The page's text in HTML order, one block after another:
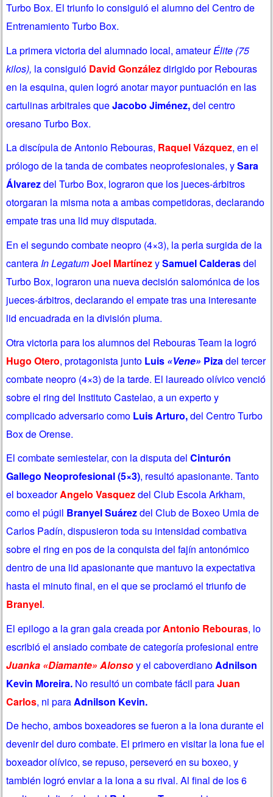
Turbo Box. El triunfo lo consiguió el alumno del Centro de
Entrenamiento Turbo Box.
La primera victoria del alumnado local, amateurÉlite (75
kilos), la consiguió David Gonzálezdirigido por Rebouras
en la esquina, quien logró anotar mayor puntuación en las
cartulinas arbitrales queJacobo Jiménez,del centro
oresano Turbo Box.
La discípula de Antonio Rebouras, Raquel Vázquez, en el
prólogo de la tanda de combates neoprofesionales, ySara
Álvarezdel Turbo Box, lograron que los jueces-árbitros
otorgaran la misma nota a ambas competidoras, declarando
empate tras una lid muy disputada.
En el segundo combate neopro (4×3), la perla surgida de la
canteraIn LegatumJoel MartínezySamuel Calderasdel
Turbo Box, lograron una nueva decisión salomónica de los
jueces-árbitros, declarando el empate tras una interesante
lid encuadrada en la división pluma.
Otra victoria para los alumnos del Rebouras Team la logró
Hugo Otero, protagonista junto Luis «Vene» Pizadel tercer
combate neopro (4×3) de la tarde. El laureado olívico venció
sobre el ring del Instituto Castelao, a un experto y
complicado adversario como Luis Arturo,del Centro Turbo
Box de Orense.
El combate semiestelar, con la disputa delCinturón
Gallego Neoprofesional (5×3), resultó apasionante. Tanto
el boxeadorAngelo Vasquezdel Club Escola Arkham,
como el púgil Branyel Suárezdel Club de Boxeo Umia de
Carlos Padín, dispusieron toda su intensidad combativa
sobre el ring en pos de la conquista del fajín antonómico
dentro de una lid apasionante que mantuvo la expectativa
hasta el minuto final, en el que se proclamó el triunfo de
Branyel.
El epilogo a la gran gala creada porAntonio Rebouras, lo
escribió el ansiado combate de categoría profesional entre
Juanka «Diamante» Alonsoy el caboverdianoAdnilson
Kevin Moreira. No resultó un combate fácil paraJuan
Carlos, ni paraAdnilson Kevin.
De hecho, ambos boxeadores se fueron a la lona durante el
devenir del duro combate. El primero en visitar la lona fue el
boxeador olívico, se repuso, perseveró en su boxeo, y
también logró enviar a la lona a su rival. Al final de los 6